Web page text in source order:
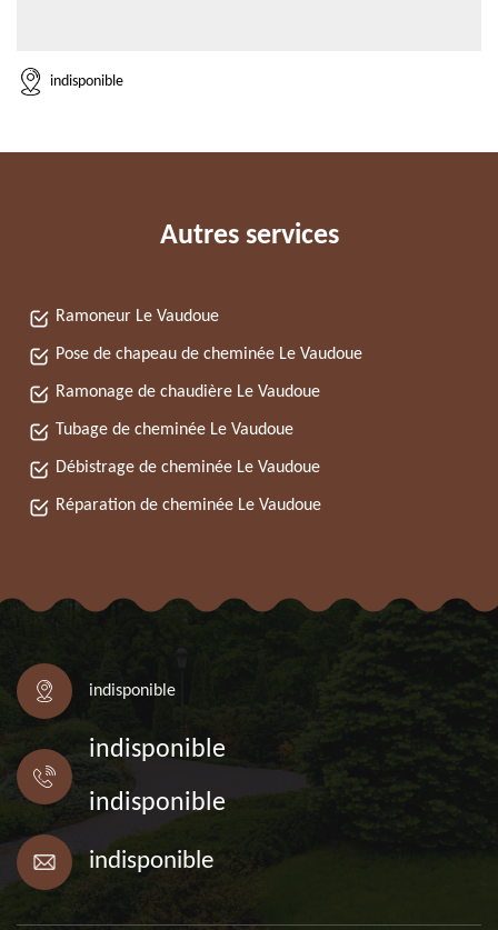
indisponible
Autres services
Ramoneur Le Vaudoue
Pose de chapeau de cheminée Le Vaudoue
Ramonage de chaudière Le Vaudoue
Tubage de cheminée Le Vaudoue
Débistrage de cheminée Le Vaudoue
Réparation de cheminée Le Vaudoue
indisponible
indisponible
indisponible
indisponible